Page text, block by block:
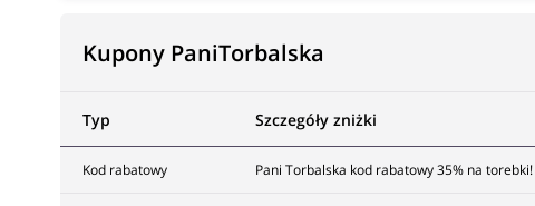
Kupony PaniTorbalska
Typ Szczegóły zniżki
Kod rabatowy Pani Torbalska kod rabatowy 35% na torebki!